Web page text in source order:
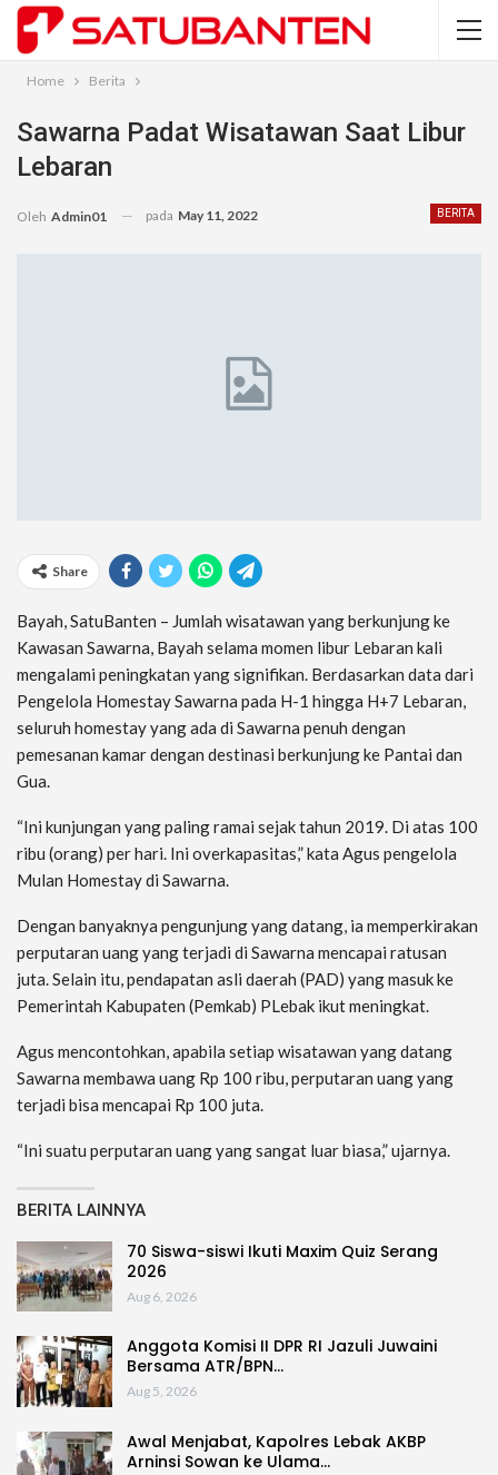
Home Berita
Sawarna Padat Wisatawan Saat Libur
Lebaran
BERITA
Oleh Admin01 pada May 11, 2022
Share
Bayah, SatuBanten – Jumlah wisatawan yang berkunjung ke
Kawasan Sawarna, Bayah selama momen libur Lebaran kali
mengalami peningkatan yang signifikan. Berdasarkan data dari
Pengelola Homestay Sawarna pada H-1 hingga H+7 Lebaran,
seluruh homestay yang ada di Sawarna penuh dengan
pemesanan kamar dengan destinasi berkunjung ke Pantai dan
Gua.
“Ini kunjungan yang paling ramai sejak tahun 2019. Di atas 100
ribu (orang) per hari. Ini overkapasitas,” kata Agus pengelola
Mulan Homestay di Sawarna.
Dengan banyaknya pengunjung yang datang, ia memperkirakan
perputaran uang yang terjadi di Sawarna mencapai ratusan
juta. Selain itu, pendapatan asli daerah (PAD) yang masuk ke
Pemerintah Kabupaten (Pemkab) PLebak ikut meningkat.
Agus mencontohkan, apabila setiap wisatawan yang datang
Sawarna membawa uang Rp 100 ribu, perputaran uang yang
terjadi bisa mencapai Rp 100 juta.
“Ini suatu perputaran uang yang sangat luar biasa,” ujarnya.
BERITA LAINNYA
70 Siswa-siswi Ikuti Maxim Quiz Serang
2026
Aug 6, 2026
Anggota Komisi II DPR RI Jazuli Juwaini
Bersama ATR/BPN…
Aug 5, 2026
Awal Menjabat, Kapolres Lebak AKBP
Arninsi Sowan ke Ulama…